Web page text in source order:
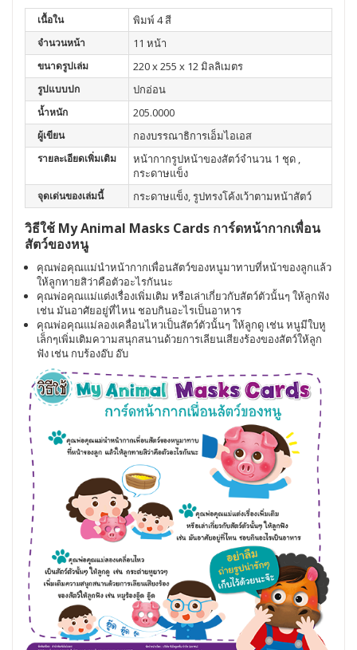
เนื้อใน พิมพ์ 4 สี
จำนวนหน้า 11 หน้า
ขนาดรูปเล่ม 220 x 255 x 12 มิลลิเมตร
รูปแบบปก ปกอ่อน
น้ำหนัก 205.0000
ผู้เขียน กองบรรณาธิการเอ็มไอเอส
รายละเอียดเพิ่มเติม
หน้ากากรูปหน้าของสัตว์จำนวน 1 ชุด ,
กระดาษแข็ง
จุดเด่นของเล่มนี้ กระดาษแข็ง, รูปทรงโค้งเว้าตามหน้าสัตว์
วิธีใช้ My Animal Masks Cards การ์ดหน้ากากเพื่อน
สัตว์ของหนู
คุณพ่อคุณแม่นำหน้ากากเพื่อนสัตว์ของหนูมาทาบที่หน้าของลูกแล้ว
ให้ลูกทายสิว่าคือตัวอะไรกันนะ
คุณพ่อคุณแม่แต่งเรื่องเพิ่มเติม หรือเล่าเกี่ยวกับสัตว์ตัวนั้นๆ ให้ลูกฟัง
เช่น มันอาศัยอยู่ที่ไหน ชอบกินอะไรเป็นอาหาร
คุณพ่อคุณแม่ลองเคลื่อนไหวเป็นสัตว์ตัวนั้นๆ ให้ลูกดู เช่น หนูมีใบหู
เล็กๆเพิ่มเติมความสนุกสนานด้วยการเลียนเสียงร้องของสัตว์ให้ลูก
ฟัง เช่น กบร้องอ๊บ อ๊บ